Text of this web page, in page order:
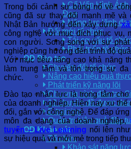
Cố Vấn Hình Ảnh
Đạo
Năng lực lãnh
Đổi mới tổ chức
Tái cơ cấu tổ
Phát triển tổ chức
OD Đào tạo
Chuyển đổi tổ chức
Nâng cao hiệu quả
Phát triển kỹ năng lõi
Chương trình đào tạo
12 chuyên đề được
E-training
Quản trị hiệu quả đầu
OD Khảo sát
Tổ chức
Khảo sát năng
Trong bối cảnh sự bùng nổ về
cũng đã sự thay đổi mạnh mẽ
Nhật Bản hướng đến xây dựng
công nghệ với mục đích phục vụ,
con người. Song song với sự phát
nghiệp cũng hướng đến trình độ
Với mục tiêu nâng cao khả năng
làm trung tâm và tôn trọng sự
chức.
Đào tạo nhân lực là trọng tâm
của doanh nghiệp. Hiện nay xu
đổi, gắn với công nghệ. Để đáp
môn đa dạng của doanh nghiệp,
tuyến – Live Learning nổi lên
sự hiệu quả và mới mẻ trong tiếp